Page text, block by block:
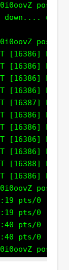
down.... done
[16386]
[16386]
[16386]
[16386]
[16387]
[16386]
[16386]
[16386]
[16386]
[16388]
[16386]
:19 pts/0
:19 pts/0
:40 pts/0
:40 pts/0